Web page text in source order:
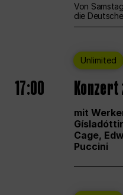
Von
die
Unlimited
17:00
mit
Cage,
Puccini